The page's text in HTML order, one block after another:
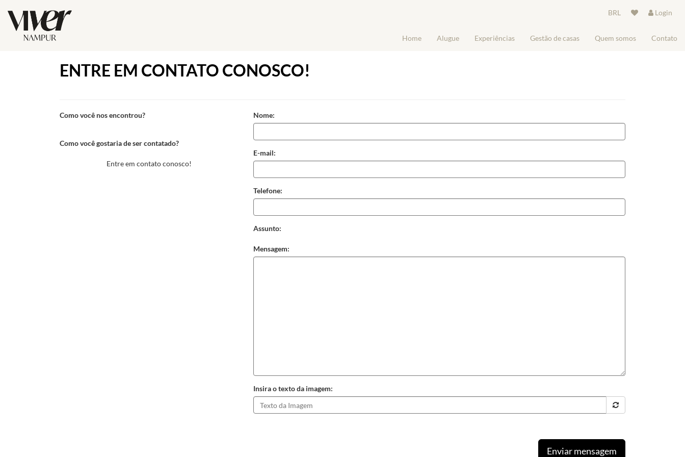
BRL Login
Home Alugue Experiências Gestão de casas Quem somos Contato
ENTRE EM CONTATO CONOSCO!
Como você nos encontrou?
Como você gostaria de ser contatado?
Entre em contato conosco!
Nome:
E-mail:
Telefone:
Assunto:
Mensagem:
Insira o texto da imagem:
Enviar mensagem